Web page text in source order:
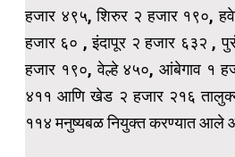
हजार ४९५, शिरुर २ हजार १९०,
हजार ६० , इंदापूर २ हजार ६३२ ,
हजार १९०, वेल्हे ४५०, आंबेगाव १
४११ आणि खेड २ हजार २१६
११४ मनुष्यबळ नियुक्त करण्यात आले